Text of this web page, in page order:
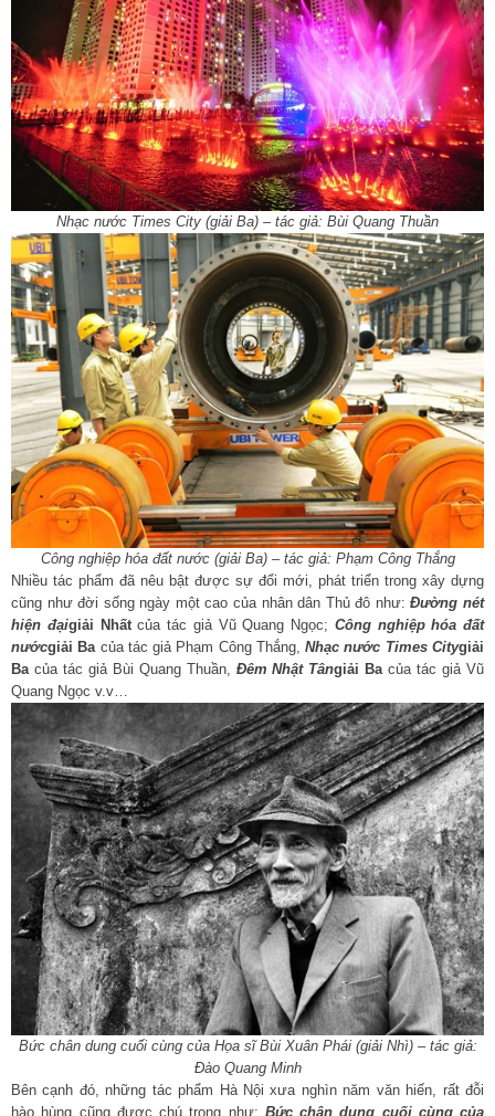
Nhạc nước Times City (giải Ba) – tác giả: Bùi Quang Thuần
Công nghiệp hóa đất nước (giải Ba) – tác giả: Phạm Công Thắng
Nhiều tác phẩm đã nêu bật được sự đổi mới, phát triển trong xây dựng
cũng như đời sống ngày một cao của nhân dân Thủ đô như:Đường nét
hiện đạigiải Nhấtcủa tác giả Vũ Quang Ngọc; Công nghiệp hóa đất
nướcgiải Bacủa tác giả Phạm Công Thắng,Nhạc nước Times Citygiải
Bacủa tác giả Bùi Quang Thuần, Đêm Nhật Tângiải Bacủa tác giả Vũ
Quang Ngọc v.v…
Bức chân dung cuối cùng của Họa sĩ Bùi Xuân Phái (giải Nhì) – tác giả:
Đào Quang Minh
Bên cạnh đó, những tác phẩm Hà Nội xưa nghìn năm văn hiến, rất đỗi
hào hùng cũng được chú trọng như: Bức chân dung cuối cùng của